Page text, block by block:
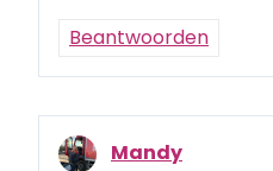
Beantwoorden
Mandy